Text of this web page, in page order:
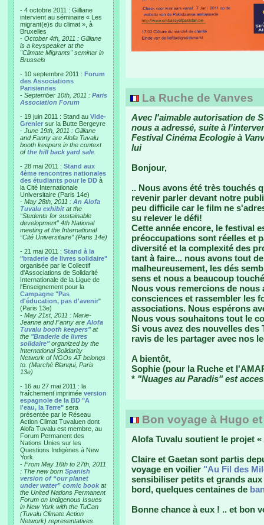
- 4 octobre 2011 : Gilliane
intervient au séminaire « Les
migrant(e)s du climat », à
Bruxelles
- October 4th, 2011 : Gilliane
is a keyspeaker at the
"Climate Migrants" seminar in
Brussels
- 10 septembre 2011 : Forum
des Associations
Parisiennes
- September 10th, 2011 : Paris
Association Forum
- 19 juin 2011 : Stand au Vide-
Grenier sur la Butte Bergeyre
- June 19th, 2011 : Gilliane
and Fanny are Alofa Tuvalu
booth keepers in the context
ofthe hill back yard sale
- 28 mai 2011 : Stand aux
4ème rencontres nationales
des étudiants pour le DD à
la Cité Internationale
Universitaire (Paris 14e)
- May 28th, 2011 : An Alofa
Tuvalu exhibit at the
“Students for sustainable
development” 4th National
meeting at the International
“Cité Universitaire” (Paris 14e)
- 21 mai 2011 : Stand à la
"braderie de livres solidaire"
organisée par le Collectif
d'Associations de Solidarité
Internationale de la Ligue de
l'Enseignement pour la
Campagne "Pas
d'éducation, pas d'avenir"
(Paris 13e)
- May 21st, 2011 : Marie-
Jeanne and Fanny are Alofa
Tuvalu booth keepers"at
the "Braderie de livres
solidaire"organized by the
International Solidarity
Network of NGOs AT belongs
to. (Marché Blanqui, Paris
13e)
- 16 au 27 mai 2011 : la
fraîchement imprimée version
espagnole de la BD "A
l'eau, la Terre" sera
présentée par le Réseau
Action Climat Tuvaluen dont
Alofa Tuvalu est membre, au
Forum Permanent des
Nations Unies sur les
Questions Indigènes à New
York.
- From May 16th to 27th, 2011
: The new born Spanish
version of “our planet
under water” comic book at
the United Nations Permanent
Forum on Indigenous Issues
in New York with the TuCan
(Tuvalu Climate Action
Network) representatives.
La Ruche de Vanves
Avec l'aimable autorisation de
nous a adressé, suite à
Festival Cinéma Ecologie à
lui
Bonjour,
.. Nous avons été très touchés
revenir parler devant notre
peu difficile car le film ne
su relever le défi!
Cette année encore, le festival
préoccupations sont réelles et
diversité et la complexité des
tant à faire... nous avons tout
malheureusement, les dés
sens et nous a beaucoup
Nous vous remercions de
consciences et rassembler les
associations. Nous espérons
Nous vous souhaitons tout le
Si vous avez des nouvelles
ravis de les partager avec nos
A bientôt,
Sophie (pour la Ruche et
* "Nuages au Paradis" est
Bon voyage à Hugo
Alofa Tuvalu soutient le projet
Claire et Gaetan sont partis
voyage en voilier "Au Fil des
sensibiliser petits et grands
bord, quelques centaines de
Bonne chance à eux ! .. et bon